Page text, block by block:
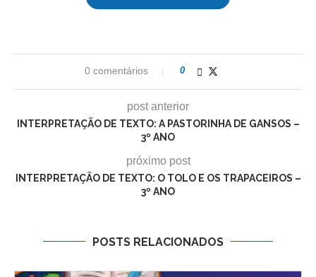
0 comentários 0
post anterior
INTERPRETAÇÃO DE TEXTO: A PASTORINHA DE GANSOS –
3º ANO
próximo post
INTERPRETAÇÃO DE TEXTO: O TOLO E OS TRAPACEIROS –
3º ANO
POSTS RELACIONADOS